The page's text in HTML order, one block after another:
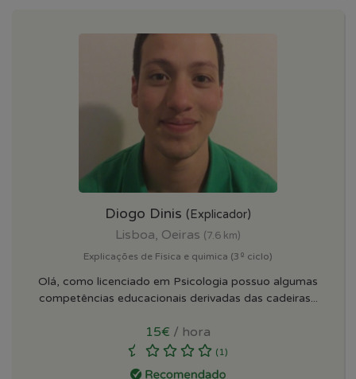
Diogo Dinis (Explicador)
Lisboa, Oeiras (7.6 km)
Explicações de Fisica e quimica (3º ciclo)
Olá, como licenciado em Psicologia possuo algumas
competências educacionais derivadas das cadeiras...
15€ / hora
(1)